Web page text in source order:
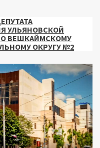
УЛЬЯНОВСКОЙ
ВЕШКАЙМСКОМУ
ОКРУГУ №2